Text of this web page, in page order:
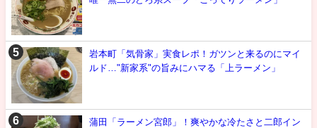
岩本町「気骨家」実食レポ！ガツンと来るのにマイ
ルド…"新家系"の旨みにハマる「上ラーメン」
蒲田「ラーメン宮郎」！爽やかな冷たさと二郎イン